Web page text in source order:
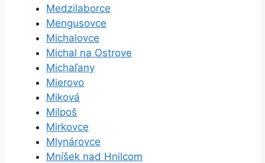
Medzilaborce
Mengusovce
Michalovce
Michal na Ostrove
Michaľany
Mierovo
Miková
Milpoš
Mirkovce
Mlynárovce
Mníšek nad Hnilcom